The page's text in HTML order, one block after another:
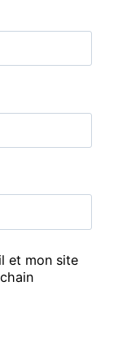
et mon site